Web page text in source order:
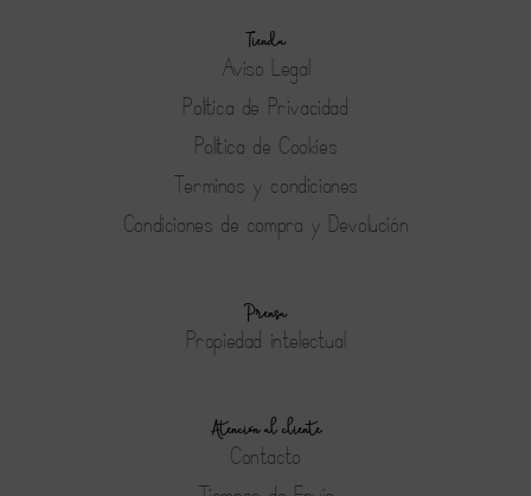
Tienda
Aviso Legal
Política de Privacidad
Política de Cookies
Terminos y condiciones
Condiciones de compra y Devolución
Prensa
Propiedad intelectual
Atención al cliente
Contacto